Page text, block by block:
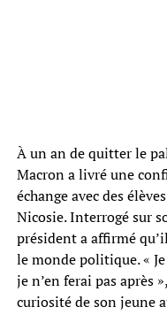
À un an de quitter le
Macron a livré une
échange avec des
Nicosie. Interrogé sur
président a affirmé
le monde politique. «
je n’en ferai pas après
curiosité de son jeune